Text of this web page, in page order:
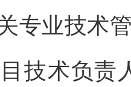
专业技术
技术负责